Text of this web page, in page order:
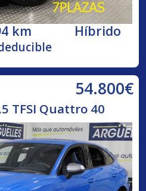
km Híbrido
54.800€
TFSI Quattro 40